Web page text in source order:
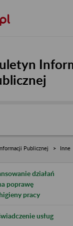
Publicznej Inne
działań
poprawę
pracy
usług